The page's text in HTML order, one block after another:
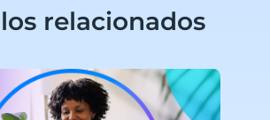
relacionados